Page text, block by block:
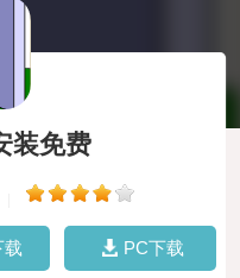
装免费
载 PC下载